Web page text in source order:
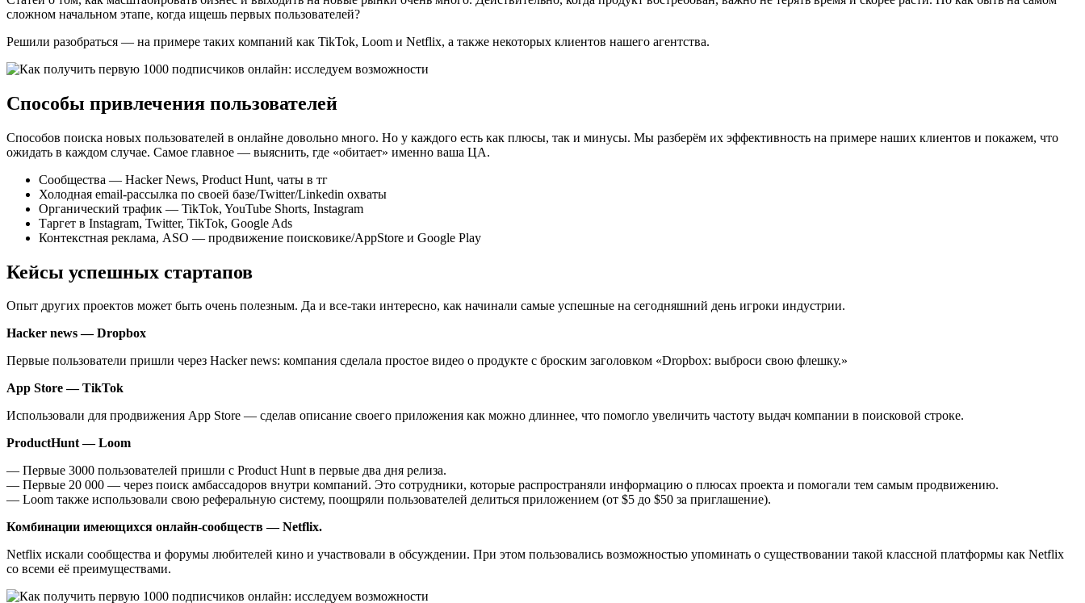
сложном начальном этапе, когда ищешь первых пользователей?
Решили разобраться — на примере таких компаний как TikTok, Loom и Netflix, а также некоторых клиентов нашего агентства.
Способы привлечения пользователей
Способов поиска новых пользователей в онлайне довольно много. Но у каждого есть как плюсы, так и минусы. Мы разберём их эффективность на примере наших клиентов и покажем, что
ожидать в каждом случае. Самое главное — выяснить, где «обитает» именно ваша ЦА.
Сообщества — Hacker News, Product Hunt, чаты в тг
Холодная email-рассылка по своей базе/Twitter/Linkedin охваты
Органический трафик — TikTok, YouTube Shorts, Instagram
Таргет в Instagram, Twitter, TikTok, Google Ads
Контекстная реклама, ASO — продвижение поисковике/AppStore и Google Play
Кейсы успешных стартапов
Опыт других проектов может быть очень полезным. Да и все-таки интересно, как начинали самые успешные на сегодняшний день игроки индустрии.
Hacker news — Dropbox
Первые пользователи пришли через Hacker news: компания сделала простое видео о продукте с броским заголовком «Dropbox: выброси свою флешку.»
App Store — TikTok
Использовали для продвижения App Store — сделав описание своего приложения как можно длиннее, что помогло увеличить частоту выдач компании в поисковой строке.
ProductHunt — Loom
— Первые 3000 пользователей пришли с Product Hunt в первые два дня релиза.
— Первые 20 000 — через поиск амбассадоров внутри компаний. Это сотрудники, которые распространяли информацию о плюсах проекта и помогали тем самым продвижению.
— Loom также использовали свою реферальную систему, поощряли пользователей делиться приложением (от $5 до $50 за приглашение).
Комбинации имеющихся онлайн-сообществ — Netflix.
Netflix искали сообщества и форумы любителей кино и участвовали в обсуждении. При этом пользовались возможностью упоминать о существовании такой классной платформы как Netflix
со всеми её преимуществами.